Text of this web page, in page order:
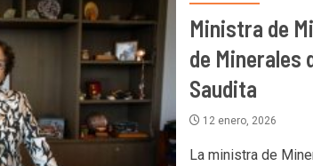
Ministra de
de Minerales
Saudita
12 enero, 2026
La ministra de